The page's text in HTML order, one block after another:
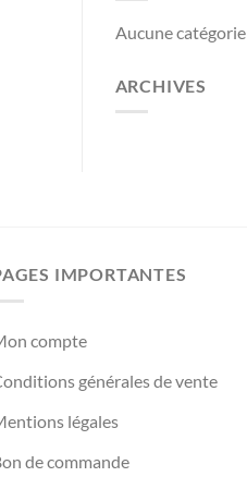
Aucune catégorie
ARCHIVES
IMPORTANTES
compte
générales de vente
légales
de commande